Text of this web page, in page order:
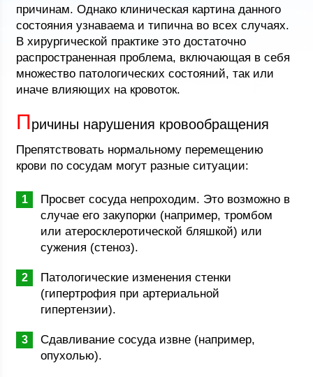
причинам. Однако клиническая картина данного
состояния узнаваема и типична во всех случаях.
В хирургической практике это достаточно
распространенная проблема, включающая в себя
множество патологических состояний, так или
иначе влияющих на кровоток.
Причины нарушения кровообращения
Препятствовать нормальному перемещению
крови по сосудам могут разные ситуации:
Просвет сосуда непроходим. Это возможно в
случае его закупорки (например, тромбом
или атеросклеротической бляшкой) или
сужения (стеноз).
Патологические изменения стенки
(гипертрофия при артериальной
гипертензии).
Сдавливание сосуда извне (например,
опухолью).